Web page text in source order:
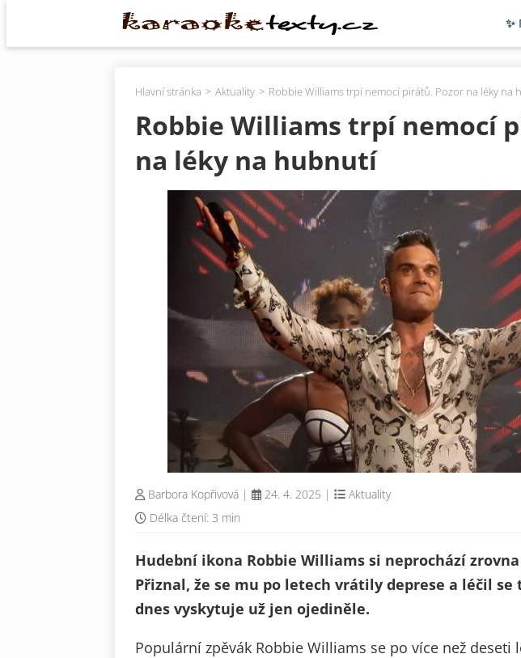
✨
Hlavní stránka Aktuality Robbie Williams trpí nemocí pirátů. Pozor na léky na
Robbie Williams trpí nemocí
na léky na hubnutí
Barbora Kopřivová | 24. 4. 2025 |
Aktuality
Délka čtení: 3 min
Hudební ikona Robbie Williams si neprochází
Přiznal, že se mu po letech vrátily deprese a léčil se
dnes vyskytuje už jen ojediněle.
Populární zpěvák Robbie Williams se po více než deseti